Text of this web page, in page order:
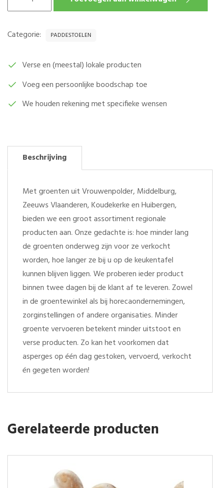
AANTAL
Categorie: PADDESTOELEN
Verse en (meestal) lokale producten
Voeg een persoonlijke boodschap toe
We houden rekening met specifieke wensen
Beschrijving
Met groenten uit Vrouwenpolder, Middelburg,
Zeeuws Vlaanderen, Koudekerke en Huibergen,
bieden we een groot assortiment regionale
producten aan. Onze gedachte is: hoe minder lang
de groenten onderweg zijn voor ze verkocht
worden, hoe langer ze bij u op de keukentafel
kunnen blijven liggen. We proberen ieder product
binnen twee dagen bij de klant af te leveren. Zowel
in de groentewinkel als bij horecaondernemingen,
zorginstellingen of andere organisaties. Minder
groente vervoeren betekent minder uitstoot en
verse producten. Zo kan het voorkomen dat
asperges op één dag gestoken, vervoerd, verkocht
én gegeten worden!
Gerelateerde producten